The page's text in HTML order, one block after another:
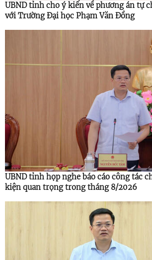
UBND tỉnh cho ý kiến về phương án tự
với Trường Đại học Phạm Văn Đồng
UBND tỉnh họp nghe báo cáo công tác
kiện quan trọng trong tháng 8/2026